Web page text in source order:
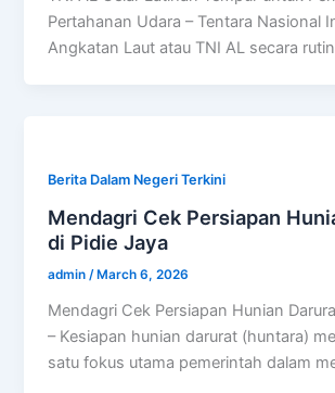
Pertahanan Udara – Tentara Nasional
Angkatan Laut atau TNI AL secara
Berita Dalam Negeri Terkini
Mendagri Cek Persiapan
di Pidie Jaya
admin/ March 6, 2026
Mendagri Cek Persiapan Hunian
– Kesiapan hunian darurat (huntara)
satu fokus utama pemerintah dalam